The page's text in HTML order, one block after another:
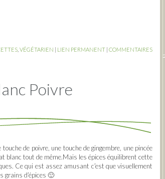
VÉGÉTARIEN | LIEN PERMANENT | COMMENTAIRES
Poivre
de poivre, une touche de gingembre, une pincée
blanc tout de même.Mais les épices équilibrent cette
Ce qui est assez amusant c’est que visuellement
grains d’épices 🙂